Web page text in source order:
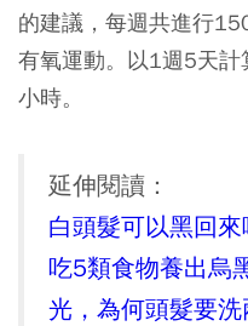
的建議，每週共進行
有氧運動。以1週5天
小時。
延伸閱讀：
白頭髮可以黑回來
吃5類食物養出烏
光，為何頭髮要洗